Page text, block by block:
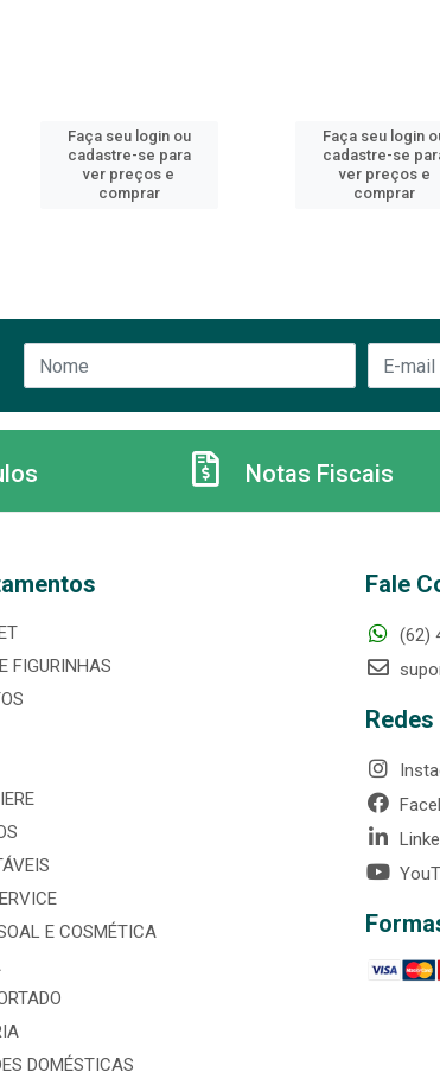
Faça seu login ou
cadastre-se para
ver preços e
comprar
Faça seu login
cadastre-se
ver preços e
comprar
Notas Fiscais
FIGURINHAS
E COSMÉTICA
DOMÉSTICAS
Fale
(62)